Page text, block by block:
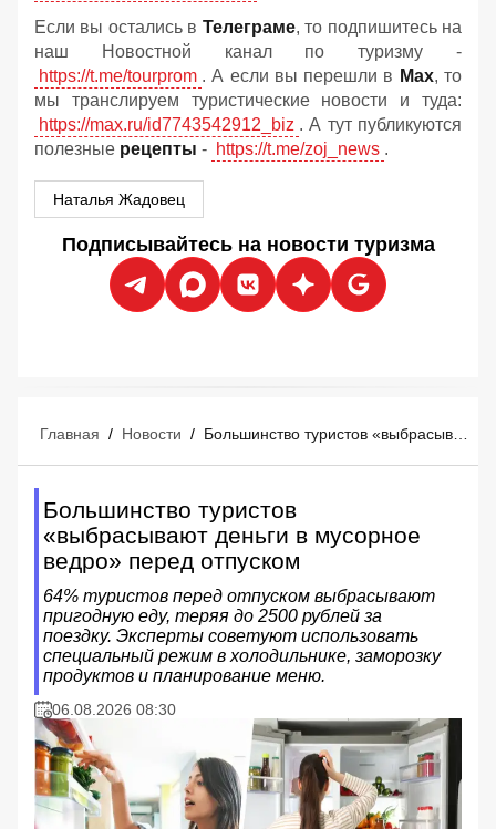
Если вы остались в Телеграме, то подпишитесь на
наш Новостной канал по туризму -
https://t.me/tourprom . А если вы перешли в Мах, то
мы транслируем туристические новости и туда:
https://max.ru/id7743542912_biz . А тут публикуются
полезные рецепты - https://t.me/zoj_news .
Наталья Жадовец
Подписывайтесь на новости туризма
Главная / Новости /
Большинство туристов
«выбрасывают деньги в мусорное
ведро» перед отпуском
64% туристов перед отпуском выбрасывают
пригодную еду, теряя до 2500 рублей за
поездку. Эксперты советуют использовать
специальный режим в холодильнике, заморозку
продуктов и планирование меню.
06.08.2026 08:30